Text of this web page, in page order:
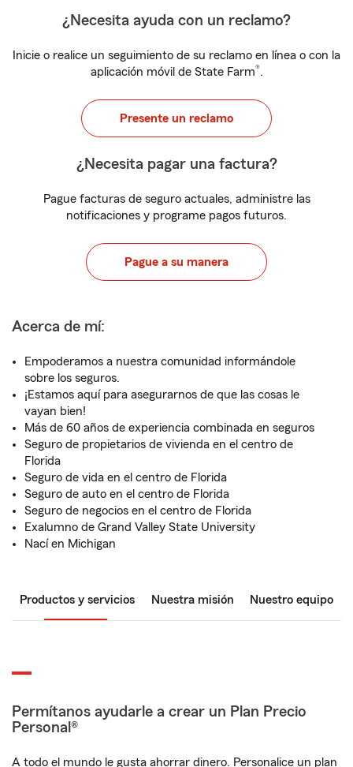
¿Necesita ayuda con un reclamo?
Inicie o realice un seguimiento de su reclamo en línea o con la
aplicación móvil de State Farm®.
Presente un reclamo
¿Necesita pagar una factura?
Pague facturas de seguro actuales, administre las
notificaciones y programe pagos futuros.
Pague a su manera
Acerca de mí:
Empoderamos a nuestra comunidad informándole
sobre los seguros.
¡Estamos aquí para asegurarnos de que las cosas le
vayan bien!
Más de 60 años de experiencia combinada en seguros
Seguro de propietarios de vivienda en el centro de
Florida
Seguro de vida en el centro de Florida
Seguro de auto en el centro de Florida
Seguro de negocios en el centro de Florida
Exalumno de Grand Valley State University
Nací en Michigan
Productos y servicios Nuestra misión Nuestro equipo
Permítanos ayudarle a crear un Plan Precio
Personal®
A todo el mundo le gusta ahorrar dinero. Personalice un plan